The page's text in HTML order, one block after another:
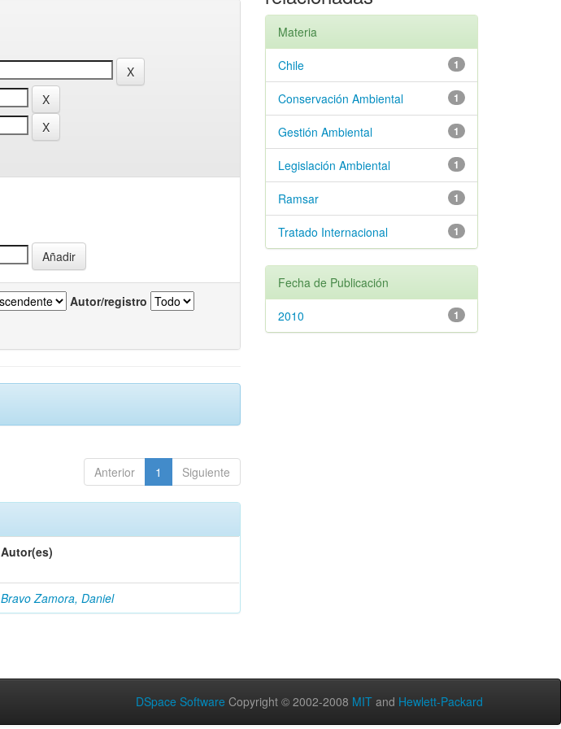
Autor/registro
Anterior 1 Siguiente
Autor(es)
Bravo Zamora, Daniel
Materia
1
Chile
1
Conservación Ambiental
1
Gestión Ambiental
1
Legislación Ambiental
1
Ramsar
1
Tratado Internacional
Fecha de Publicación
1
2010
DSpace Software Copyright © 2002-2008 MIT and Hewlett-Packard